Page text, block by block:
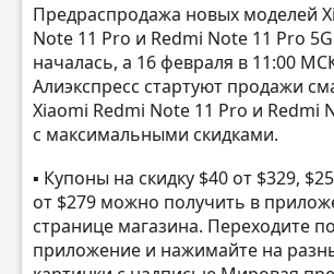
Предраспродажа новых моделей
Note 11 Pro и Redmi Note 11 Pro
началась, а 16 февраля в 11:00
Алиэкспресс стартуют продажи
Xiaomi Redmi Note 11 Pro и Redmi
с максимальными скидками.
▪️ Купоны на скидку $40 от $329,
от $279 можно получить в
странице магазина. Переходите
приложение и нажимайте на